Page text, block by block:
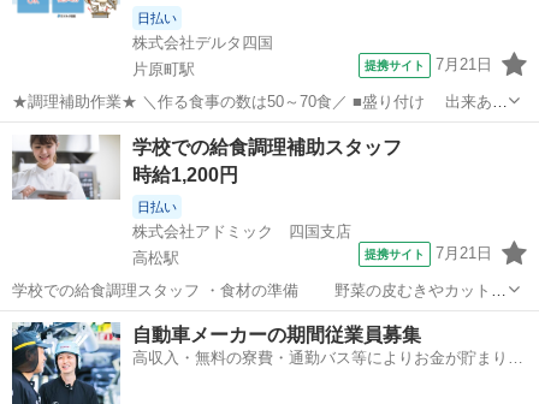
日払い
株式会社デルタ四国
片原町駅
提携サイト 7月21日
★調理補助作業★ ＼作る食事の数は50～70食／ ■盛り付け 出来あが
った料理をお皿へ盛付 ■配膳 お食事を配ったり、片付け作業 ■洗浄
食べ終わった食器を機材で洗浄 厨房内の片付け作業 など 献立は
決まってるの...
香川 高松市 片原町駅 キッチン
学校での給食調理補助スタッフ
時給1,200円
日払い
株式会社アドミック 四国支店
高松駅
提携サイト 7月21日
学校での給食調理スタッフ ・食材の準備 野菜の皮むきやカットな
どの簡単な下ごしらえ ・盛り付け 出来上がったお料理をお皿に盛
付 ・食器洗浄 機械を使った洗浄なので簡単♪ ＜応募資格＞ 集団
給食の経験が1年以上...
香川 高松市 高松駅 キッチン
自動車メーカーの期間従業員募集
高収入・無料の寮費・通勤バス等によりお金が貯まりや